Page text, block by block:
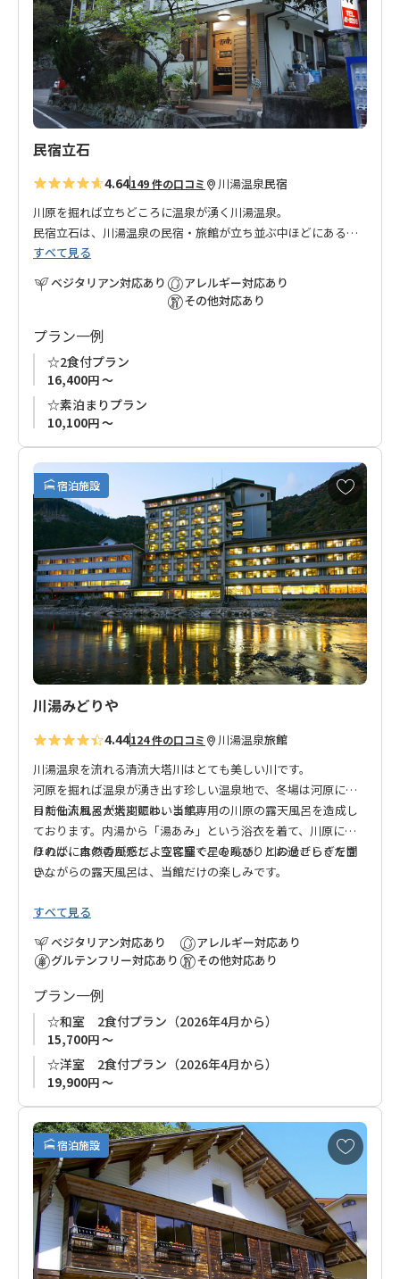
に
追
加
民宿立石
4.64149 件の口コミ 川湯温泉民宿
川原を掘れば立ちどころに温泉が湧く川湯温泉。
民宿立石は、川湯温泉の民宿・旅館が立ち並ぶ中ほどにある家
庭的なお宿です。
館内のお風呂はもちろん温泉ですが、隣にある公衆浴場もご利
用いただけます。お食事は地元で採れた天然鮎など、季節の食
材・天然の食材を用いた宿自慢の和食会席で心をこめておもて
なしいたします。
熊野古道歩きや鮎釣り・レジャーでご利用ください。
すべて見る
ベジタリアン対応あり
アレルギー対応あり
その他対応あり
プラン一例
☆2食付プラン
16,400円 ～
☆素泊まりプラン
10,100円 ～
宿泊施設
お
気
に
入
り
に
追
加
川湯みどりや
4.44124 件の口コミ 川湯温泉旅館
川湯温泉を流れる清流大塔川はとても美しい川です。
河原を掘れば温泉が湧き出す珍しい温泉地で、冬場は河原に作
った仙人風呂が大変賑わいます。
目前を流れる大塔川には、当館専用の川原の露天風呂を造成し
ております。内湯から「湯あみ」という浴衣を着て、川原に降
りれば、自然の風感じ、空に輝く星を眺め、川のせせらぎを聞
きながらの露天風呂は、当館だけの楽しみです。
ほのかに木の香がただよう客室で、のんびりとお過ごしくださ
い。
すべて見る
ベジタリアン対応あり
グルテンフリー対応あり
アレルギー対応あり
その他対応あり
プラン一例
☆和室 2食付プラン（2026年4月から）
15,700円 ～
☆洋室 2食付プラン（2026年4月から）
19,900円 ～
宿泊施設
お
気
入
り
に
追
加